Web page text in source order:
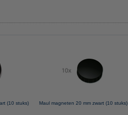
(10 stuks) Maul magneten 20 mm zwart (10 stuks)